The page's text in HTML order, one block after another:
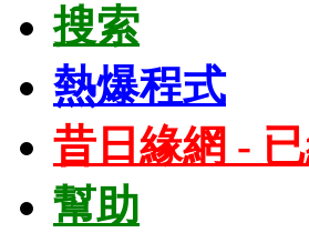
搜索
熱爆程式
昔日緣網 -
幫助